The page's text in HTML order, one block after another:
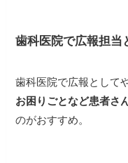
歯科医院で広報担当
歯科医院で広報として
お困りごとなど患者さ
のがおすすめ。